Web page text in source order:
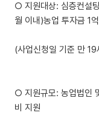
○ 지원대상: 심층컨설
월 이내)농업 투자금 1
(사업신청일 기준 만
○ 지원규모: 농업법인
비 지원